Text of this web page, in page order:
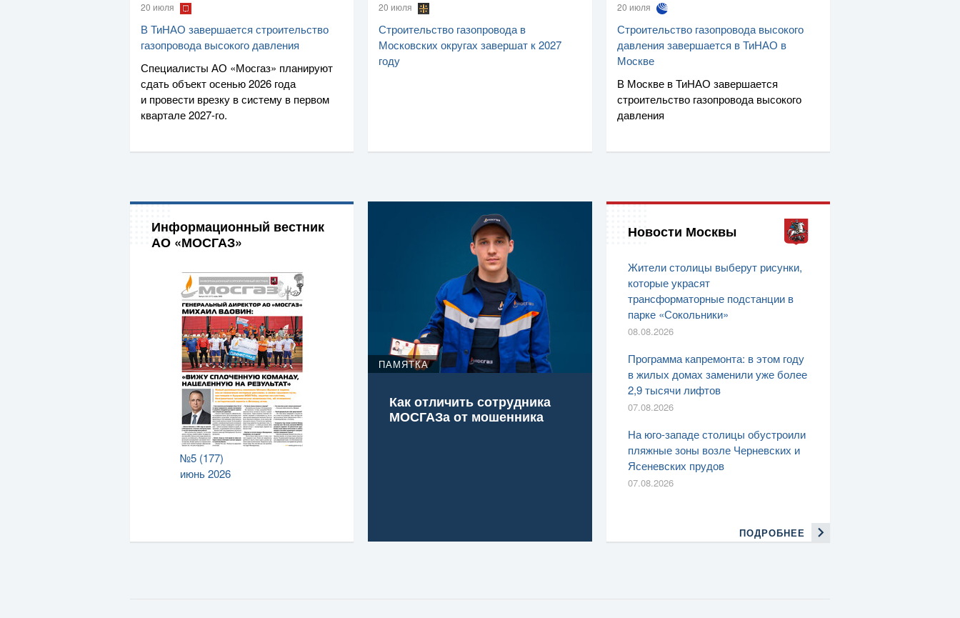
20 июля
В ТиНАО завершается строительство
газопровода высокого давления
Специалисты АО «Мосгаз» планируют
сдать объект осенью 2026 года
и провести врезку в систему в первом
квартале2027-го.
20 июля
Строительство газопровода в
Московских округах завершат к 2027
году
20 июля
Строительство газопровода высокого
давления завершается в ТиНАО в
Москве
В Москве в ТиНАО завершается
строительство газопровода высокого
давления
Информационный вестник
АО «МОСГАЗ»
№5 (177)
июнь 2026
ПАМЯТКА
Как отличить сотрудника
МОСГАЗа от мошенника
Новости Москвы
Жители столицы выберут рисунки,
которые украсят
трансформаторные подстанции в
парке «Сокольники»
08.08.2026
Программа капремонта: в этом году
в жилых домах заменили уже более
2,9 тысячи лифтов
07.08.2026
На юго-западе столицы обустроили
пляжные зоны возле Черневских и
Ясеневских прудов
07.08.2026
ПОДРОБНЕЕ